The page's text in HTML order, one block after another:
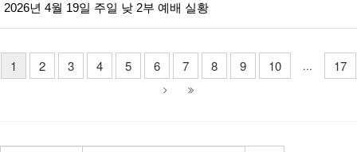
2026년 4월 19일 주일 낮 2부 예배 실황
1 2 3 4 5 6 7 8 9 10 ... 17